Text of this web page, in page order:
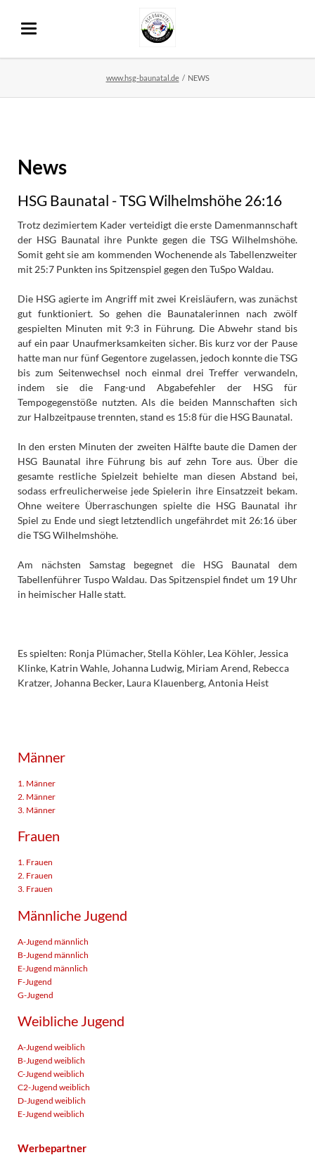
www.hsg-baunatal.de NEWS
News
HSG Baunatal - TSG Wilhelmshöhe 26:16
Trotz dezimiertem Kader verteidigt die erste Damenmannschaft
der HSG Baunatal ihre Punkte gegen die TSG Wilhelmshöhe.
Somit geht sie am kommenden Wochenende als Tabellenzweiter
mit 25:7 Punkten ins Spitzenspiel gegen den TuSpo Waldau.
Die HSG agierte im Angriff mit zwei Kreisläufern, was zunächst
gut funktioniert. So gehen die Baunatalerinnen nach zwölf
gespielten Minuten mit 9:3 in Führung. Die Abwehr stand bis
auf ein paar Unaufmerksamkeiten sicher. Bis kurz vor der Pause
hatte man nur fünf Gegentore zugelassen, jedoch konnte die TSG
bis zum Seitenwechsel noch einmal drei Treffer verwandeln,
indem sie die Fang-und Abgabefehler der HSG für
Tempogegenstöße nutzten. Als die beiden Mannschaften sich
zur Halbzeitpause trennten, stand es 15:8 für die HSG Baunatal.
In den ersten Minuten der zweiten Hälfte baute die Damen der
HSG Baunatal ihre Führung bis auf zehn Tore aus. Über die
gesamte restliche Spielzeit behielte man diesen Abstand bei,
sodass erfreulicherweise jede Spielerin ihre Einsatzzeit bekam.
Ohne weitere Überraschungen spielte die HSG Baunatal ihr
Spiel zu Ende und siegt letztendlich ungefährdet mit 26:16 über
die TSG Wilhelmshöhe.
Am nächsten Samstag begegnet die HSG Baunatal dem
Tabellenführer Tuspo Waldau. Das Spitzenspiel findet um 19 Uhr
in heimischer Halle statt.
Es spielten: Ronja Plümacher, Stella Köhler, Lea Köhler, Jessica
Klinke, Katrin Wahle, Johanna Ludwig, Miriam Arend, Rebecca
Kratzer, Johanna Becker, Laura Klauenberg, Antonia Heist
Männer
1. Männer
2. Männer
3. Männer
Frauen
1. Frauen
2. Frauen
3. Frauen
Männliche Jugend
A-Jugend männlich
B-Jugend männlich
E-Jugend männlich
F-Jugend
G-Jugend
Weibliche Jugend
A-Jugend weiblich
B-Jugend weiblich
C-Jugend weiblich
C2-Jugend weiblich
D-Jugend weiblich
E-Jugend weiblich
Werbepartner